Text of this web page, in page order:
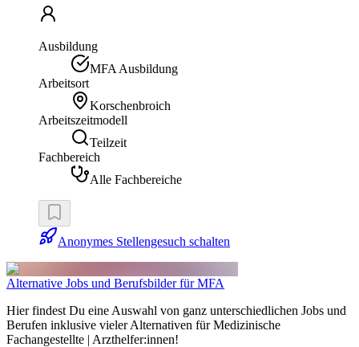
Ausbildung
MFA Ausbildung
Arbeitsort
Korschenbroich
Arbeitszeitmodell
Teilzeit
Fachbereich
Alle Fachbereiche
Anonymes Stellengesuch schalten
Alternative Jobs und Berufsbilder für MFA
Hier findest Du eine Auswahl von ganz unterschiedlichen Jobs und
Berufen inklusive vieler Alternativen für Medizinische
Fachangestellte | Arzthelfer:innen!